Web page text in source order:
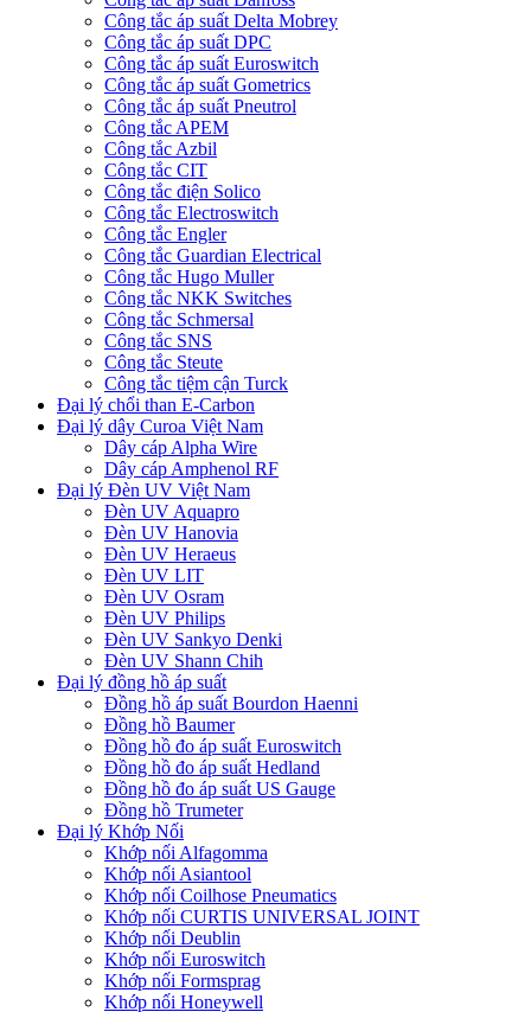
Công tắc áp suất Delta Mobrey
Công tắc áp suất DPC
Công tắc áp suất Euroswitch
Công tắc áp suất Gometrics
Công tắc áp suất Pneutrol
Công tắc APEM
Công tắc Azbil
Công tắc CIT
Công tắc điện Solico
Công tắc Electroswitch
Công tắc Engler
Công tắc Guardian Electrical
Công tắc Hugo Muller
Công tắc NKK Switches
Công tắc Schmersal
Công tắc SNS
Công tắc Steute
Công tắc tiệm cận Turck
Đại lý chổi than E-Carbon
Đại lý dây Curoa Việt Nam
Dây cáp Alpha Wire
Dây cáp Amphenol RF
Đại lý Đèn UV Việt Nam
Đèn UV Aquapro
Đèn UV Hanovia
Đèn UV Heraeus
Đèn UV LIT
Đèn UV Osram
Đèn UV Philips
Đèn UV Sankyo Denki
Đèn UV Shann Chih
Đại lý đồng hồ áp suất
Đồng hồ áp suất Bourdon Haenni
Đồng hồ Baumer
Đồng hồ đo áp suất Euroswitch
Đồng hồ đo áp suất Hedland
Đồng hồ đo áp suất US Gauge
Đồng hồ Trumeter
Đại lý Khớp Nối
Khớp nối Alfagomma
Khớp nối Asiantool
Khớp nối Coilhose Pneumatics
Khớp nối CURTIS UNIVERSAL JOINT
Khớp nối Deublin
Khớp nối Euroswitch
Khớp nối Formsprag
Khớp nối Honeywell